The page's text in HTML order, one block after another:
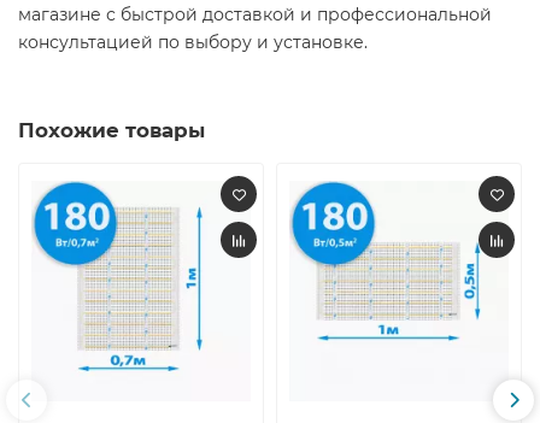
магазине с быстрой доставкой и профессиональной
консультацией по выбору и установке.
Похожие товары